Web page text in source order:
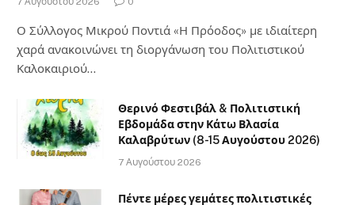
Ο Σύλλογος Μικρού Ποντιά «Η Πρόοδος» με ιδιαίτερη
χαρά ανακοινώνει τη διοργάνωση του Πολιτιστικού
Καλοκαιριού…
Θερινό Φεστιβάλ & Πολιτιστική
Εβδομάδα στην Κάτω Βλασία
Καλαβρύτων (8-15 Αυγούστου 2026)
7 Αυγούστου 2026
Πέντε μέρες γεμάτες πολιτιστικές